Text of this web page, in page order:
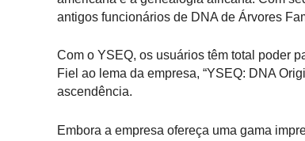
antigos funcionários de DNA de Árvores
Com o YSEQ, os usuários têm total poder
Fiel ao lema da empresa, “YSEQ: DNA
ascendência.
Embora a empresa ofereça uma gama